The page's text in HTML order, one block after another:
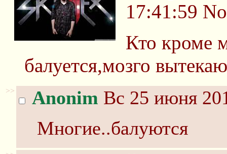
17:41:59
Кто кроме
балуется,мозго
>> Anonim Вс 25 июня
Многие..балуются